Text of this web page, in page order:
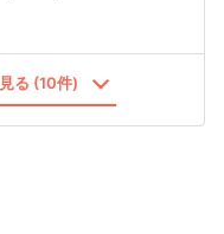
る (10件)